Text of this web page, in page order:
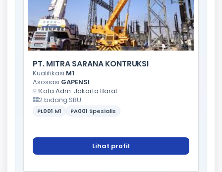
PT. MITRA SARANA KONTRUKSI
Kualifikasi:M1
Asosiasi:GAPENSI
Kota Adm. Jakarta Barat
2 bidang SBU
PL001 M1 PA001 Spesialis
Lihat profil